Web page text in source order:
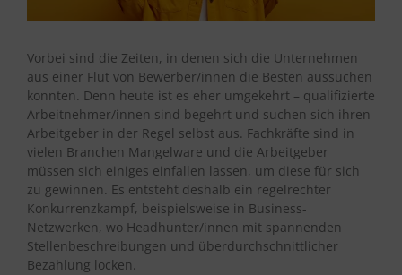
Vorbei sind die Zeiten, in denen sich die Unternehmen
aus einer Flut von Bewerber/innen die Besten aussuchen
konnten. Denn heute ist es eher umgekehrt – qualifizierte
Arbeitnehmer/innen sind begehrt und suchen sich ihren
Arbeitgeber in der Regel selbst aus. Fachkräfte sind in
vielen Branchen Mangelware und die Arbeitgeber
müssen sich einiges einfallen lassen, um diese für sich
zu gewinnen. Es entsteht deshalb ein regelrechter
Konkurrenzkampf, beispielsweise in Business-
Netzwerken, wo Headhunter/innen mit spannenden
Stellenbeschreibungen und überdurchschnittlicher
Bezahlung locken.